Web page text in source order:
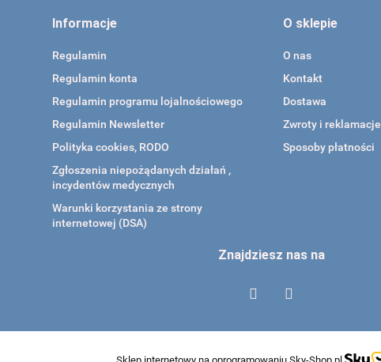
Informacje
Regulamin
Regulamin konta
Regulamin programu lojalnościowego
Regulamin Newsletter
Polityka cookies, RODO
Zgłoszenia niepożądanych działań ,
incydentów medycznych
Warunki korzystania ze strony
internetowej (DSA)
O sklepie
O nas
Kontakt
Dostawa
Zwroty i reklamacje
Sposoby płatności
Znajdziesz nas na